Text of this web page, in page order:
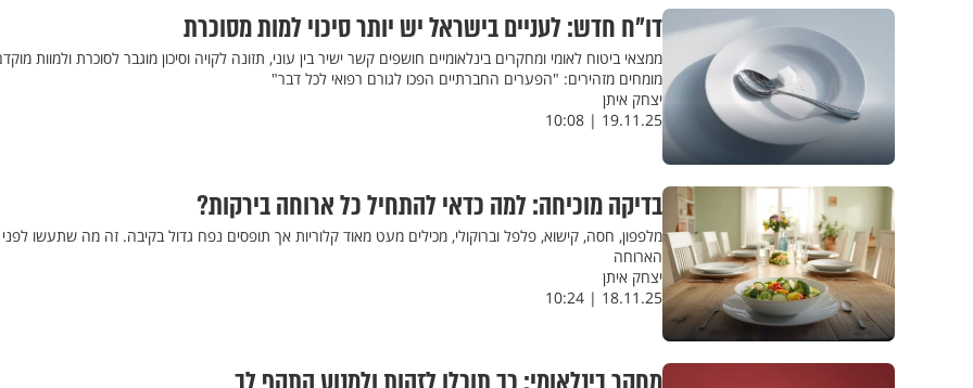
דו"ח חדש: לעניים בישראל יש יותר סיכוי למות מסוכרת
ממצאי ביטוח לאומי ומחקרים בינלאומיים חושפים קשר ישיר בין עוני, תזונה לקויה וסיכון מוגבר לסוכרת ולמוות
מומחים מזהירים: "הפערים החברתיים הפכו לגורם רפואי לכל דבר"
יצחק איתן
19.11.25 | 10:08
בדיקה מוכיחה: למה כדאי להתחיל כל ארוחה בירקות?
מלפפון, חסה, קישוא, פלפל וברוקולי, מכילים מעט מאוד קלוריות אך תופסים נפח גדול בקיבה. זה מה שתעשו לפני
הארוחה
יצחק איתן
18.11.25 | 10:24